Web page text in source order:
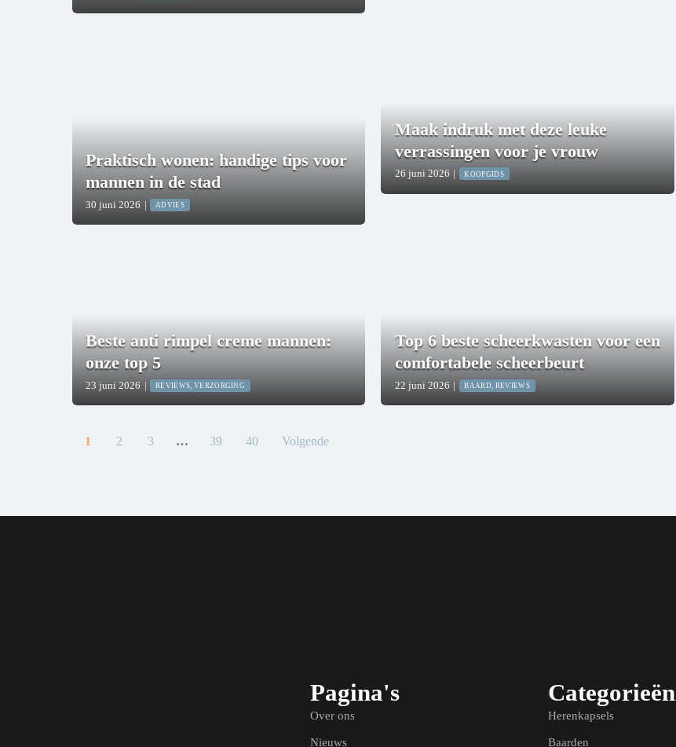
Praktisch wonen: handige tips voor
mannen in de stad
30 juni 2026 | ADVIES
Maak indruk met deze leuke
verrassingen voor je vrouw
26 juni 2026 | KOOPGIDS
Beste anti rimpel creme mannen:
onze top 5
23 juni 2026 | REVIEWS, VERZORGING
Top 6 beste scheerkwasten voor een
comfortabele scheerbeurt
22 juni 2026 | BAARD, REVIEWS
1 2 3 … 39 40 Volgende
Pagina's
Over ons
Nieuws
Categorieën
Herenkapsels
Baarden